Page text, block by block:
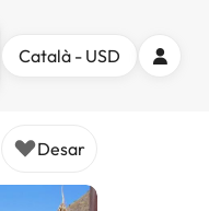
Català - USD
Desar